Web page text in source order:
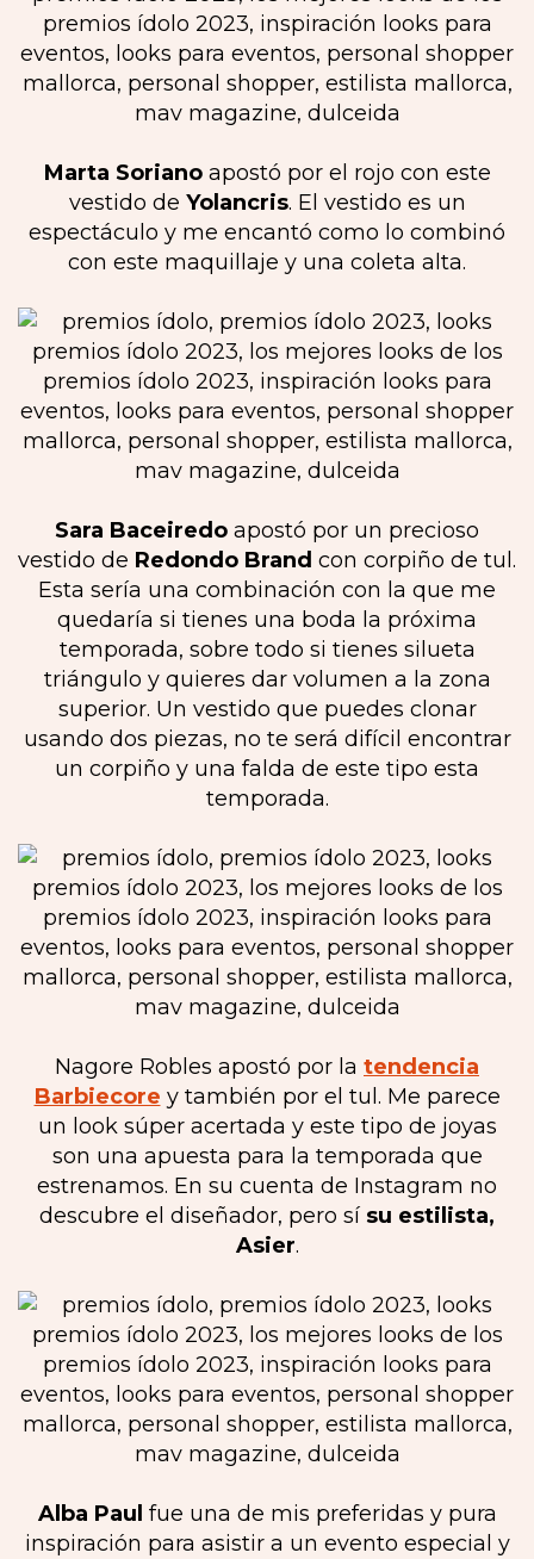
Marta Sorianoapostó por el rojo con este
vestido de Yolancris. El vestido es un
espectáculo y me encantó como lo combinó
con este maquillaje y una coleta alta.
Sara Baceiredo apostó por un precioso
vestido de Redondo Brand con corpiño de tul.
Esta sería una combinación con la que me
quedaría si tienes una boda la próxima
temporada, sobre todo si tienes silueta
triángulo y quieres dar volumen a la zona
superior. Un vestido que puedes clonar
usando dos piezas, no te será difícil encontrar
un corpiño y una falda de este tipo esta
temporada.
Nagore Robles apostó por la tendencia
Barbiecore y también por el tul. Me parece
un look súper acertada y este tipo de joyas
son una apuesta para la temporada que
estrenamos. En su cuenta de Instagram no
descubre el diseñador, pero sí su estilista,
Asier.
Alba Paul fue una de mis preferidas y pura
inspiración para asistir a un evento especial y